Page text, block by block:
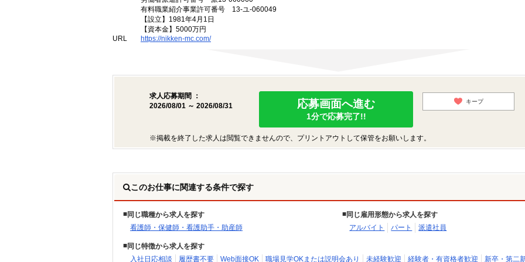
有料職業紹介事業許可番号 13-ユ-060049
【設立】1981年4月1日
【資本金】5000万円
URL
https://nikken-mc.com/
求人応募期間 ：
2026/08/01 ～ 2026/08/31
応募画面へ進む
1分で応募完了!!
キープ
※掲載を終了した求人は閲覧できませんので、プリントアウトして保管をお願いします。
このお仕事に関連する条件で探す
同じ職種から求人を探す
看護師・保健師・看護助手・助産師
同じ雇用形態から求人を探す
アルバイト
パート 派遣社員
同じ特徴から求人を探す
入社日応相談
履歴書不要 Web面接OK 職場見学OKまたは説明会あり 未経験歓迎 経験者・有資格者歓迎 新卒・第二